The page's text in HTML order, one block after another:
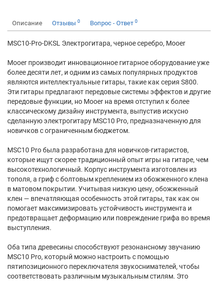
Описание Отзывы 0 Вопрос - Ответ 0
MSC10-Pro-DKSL Электрогитара, черное серебро, Mooer
Mooer производит инновационное гитарное оборудование уже
более десяти лет, и одним из самых популярных продуктов
являются интеллектуальные гитары, такие как серия S800.
Эти гитары предлагают передовые системы эффектов и другие
передовые функции, но Mooer на время отступил к более
классическому дизайну инструмента, выпустив искусно
сделанную электрогитару MSC10 Pro, предназначенную для
новичков с ограниченным бюджетом.
MSC10 Pro была разработана для новичков-гитаристов,
которые ищут скорее традиционный опыт игры на гитаре, чем
высокотехнологичный. Корпус инструмента изготовлен из
тополя, а гриф с болтовым креплением из обожженного клена
в матовом покрытии. Учитывая низкую цену, обожженный
клен — впечатляющая особенность этой гитары, так как он
помогает максимизировать устойчивость инструмента и
предотвращает деформацию или повреждение грифа во время
выступления.
Оба типа древесины способствуют резонансному звучанию
MSC10 Pro, который можно настроить с помощью
пятипозиционного переключателя звукоснимателей, чтобы
соответствовать различным музыкальным стилям. Это